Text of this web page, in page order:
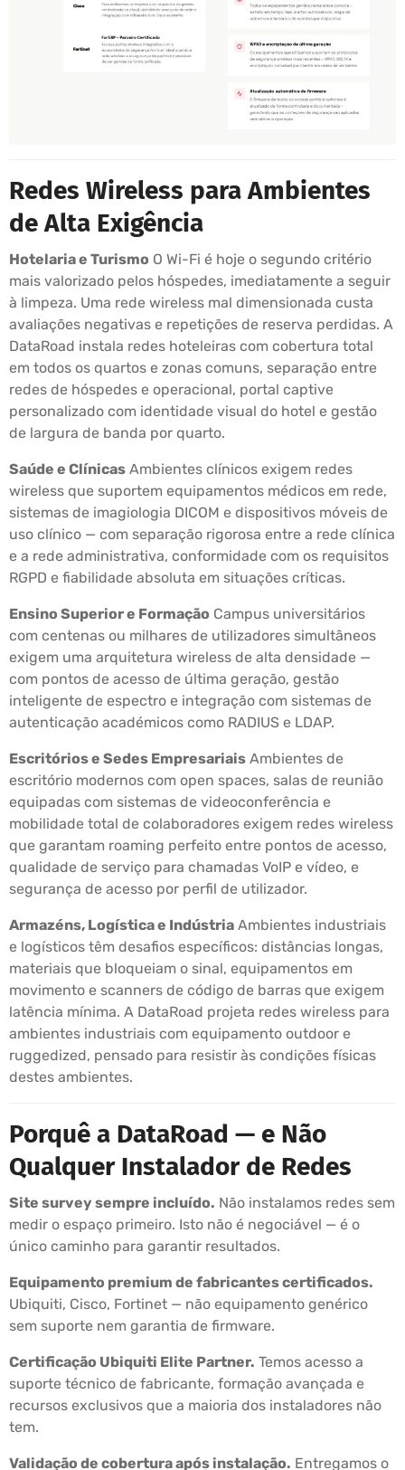
Redes Wireless para Ambientes
de Alta Exigência
Hotelaria e Turismo O Wi-Fi é hoje o segundo critério
mais valorizado pelos hóspedes, imediatamente a seguir
à limpeza. Uma rede wireless mal dimensionada custa
avaliações negativas e repetições de reserva perdidas. A
DataRoad instala redes hoteleiras com cobertura total
em todos os quartos e zonas comuns, separação entre
redes de hóspedes e operacional, portal captive
personalizado com identidade visual do hotel e gestão
de largura de banda por quarto.
Saúde e Clínicas Ambientes clínicos exigem redes
wireless que suportem equipamentos médicos em rede,
sistemas de imagiologia DICOM e dispositivos móveis de
uso clínico — com separação rigorosa entre a rede clínica
e a rede administrativa, conformidade com os requisitos
RGPD e fiabilidade absoluta em situações críticas.
Ensino Superior e Formação Campus universitários
com centenas ou milhares de utilizadores simultâneos
exigem uma arquitetura wireless de alta densidade —
com pontos de acesso de última geração, gestão
inteligente de espectro e integração com sistemas de
autenticação académicos como RADIUS e LDAP.
Escritórios e Sedes Empresariais Ambientes de
escritório modernos com open spaces, salas de reunião
equipadas com sistemas de videoconferência e
mobilidade total de colaboradores exigem redes wireless
que garantam roaming perfeito entre pontos de acesso,
qualidade de serviço para chamadas VoIP e vídeo, e
segurança de acesso por perfil de utilizador.
Armazéns, Logística e Indústria Ambientes industriais
e logísticos têm desafios específicos: distâncias longas,
materiais que bloqueiam o sinal, equipamentos em
movimento e scanners de código de barras que exigem
latência mínima. A DataRoad projeta redes wireless para
ambientes industriais com equipamento outdoor e
ruggedized, pensado para resistir às condições físicas
destes ambientes.
Porquê a DataRoad — e Não
Qualquer Instalador de Redes
Site survey sempre incluído. Não instalamos redes sem
medir o espaço primeiro. Isto não é negociável — é o
único caminho para garantir resultados.
Equipamento premium de fabricantes certificados.
Ubiquiti, Cisco, Fortinet — não equipamento genérico
sem suporte nem garantia de firmware.
Certificação Ubiquiti Elite Partner. Temos acesso a
suporte técnico de fabricante, formação avançada e
recursos exclusivos que a maioria dos instaladores não
tem.
Validação de cobertura após instalação. Entregamos o